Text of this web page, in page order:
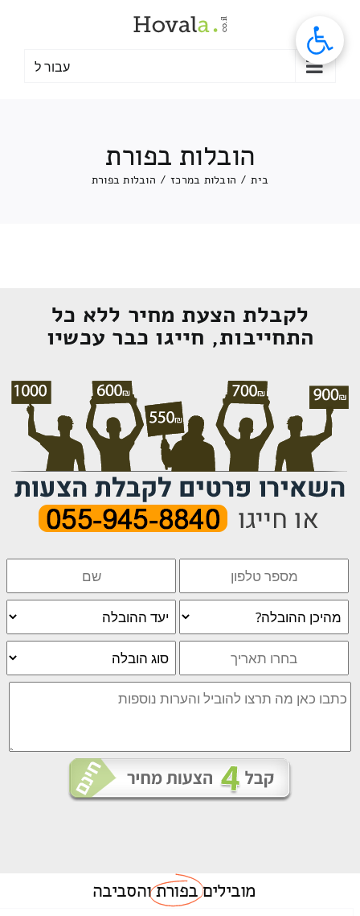
עבור ל
הובלות בפורת
בית / הובלות במרכז / הובלות בפורת
לקבלת הצעת מחיר ללא כל
התחייבות, חייגו כבר עכשיו
מוביליםבפורתוהסביבה